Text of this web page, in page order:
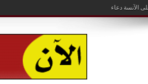
الآنسة دعاء